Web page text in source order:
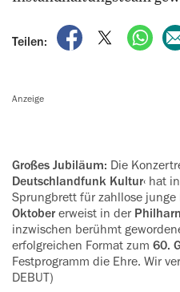
Teilen:
auf Facebook
auf X
Anzeige
Großes Jubiläum: Die
Deutschlandfunk Kultur‹ hat
Sprungbrett für zahllose
Oktober erweist in der
inzwischen berühmt
erfolgreichen Format zum 60.
Festprogramm die Ehre. Wir
DEBUT)